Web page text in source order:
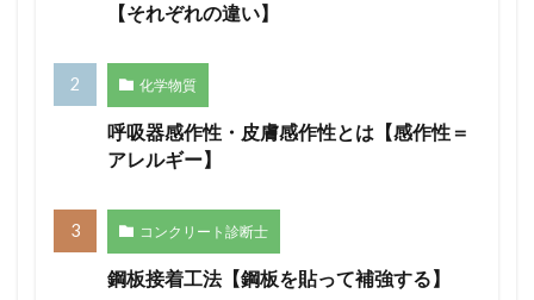
【それぞれの違い】
化学物質
呼吸器感作性・皮膚感作性とは【感作性＝
アレルギー】
コンクリート診断士
鋼板接着工法【鋼板を貼って補強する】